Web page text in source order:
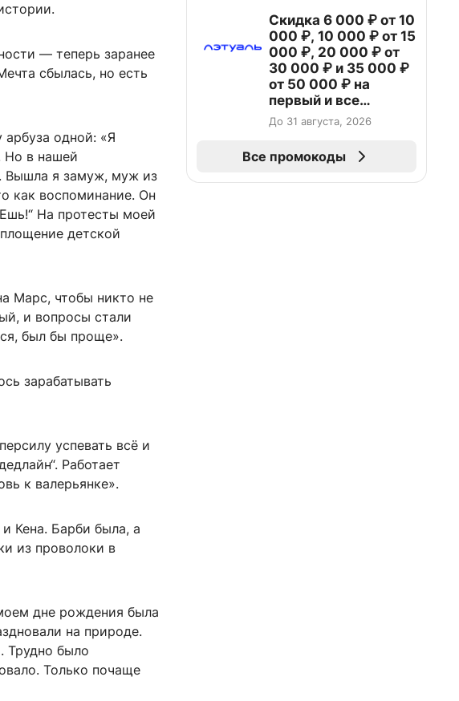
— теперь заранее
сбылась, но есть
одной: «Я
Но в нашей
Вышла я замуж, муж из
как воспоминание. Он
На протесты моей
детской
Марс, чтобы никто не
и вопросы стали
был бы проще».
зарабатывать
успевать всё и
Работает
к валерьянке».
Кена. Барби была, а
из проволоки в
дне рождения была
на природе.
Трудно было
Только почаще
Скидка 6 000 ₽ от 10
000 ₽, 10 000 ₽ от 15
000 ₽, 20 000 ₽ от
30 000 ₽ и 35 000 ₽
от 50 000 ₽ на
первый и все
повторные заказы по
промокоду НАБЕРИ
До 31 августа, 2026
Все промокоды